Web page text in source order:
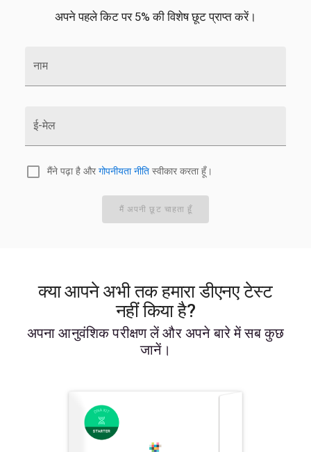
अपने पहले किट पर 5% की विशेष छूट प्राप्त करें।
नाम
ई-मेल
मैंने पढ़ा है और गोपनीयता नीति स्वीकार करता हूँ।
मैं अपनी छूट चाहता हूँ
क्या आपने अभी तक हमारा डीएनए टेस्ट
नहीं किया है?
अपना आनुवंशिक परीक्षण लें और अपने बारे में सब कुछ
जानें।